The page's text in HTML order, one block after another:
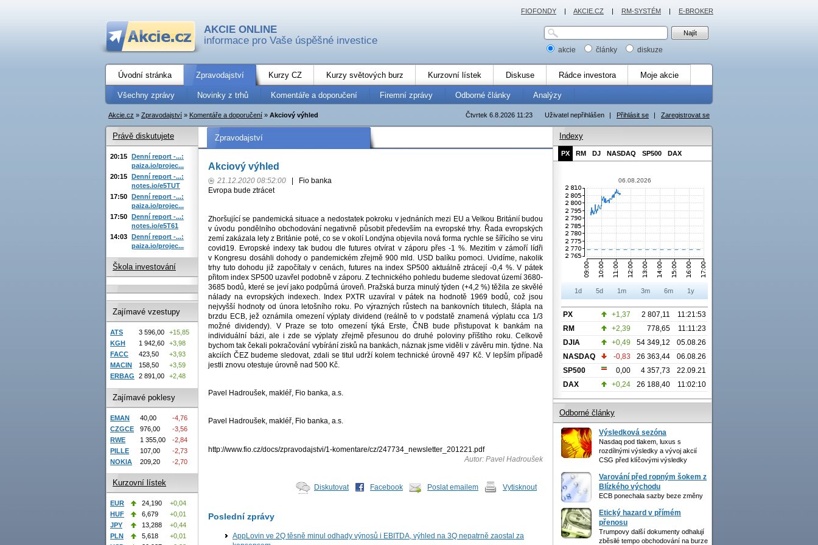
AKCIE ONLINE
informace pro Vaše úspěšné investice
akcie články diskuze
Úvodní stránka Zpravodajství Kurzy CZ Kurzy světových burz Kurzovní lístek Diskuse Rádce investora Moje akcie
Všechny zprávy Novinky z trhů Komentáře a doporučení Firemní zprávy Odborné články Analýzy
Uživatel nepřihlášen | Přihlásit se | Zaregistrovat se
Čtvrtek 6.8.2026 11:23
Akcie.cz » Zpravodajství » Komentáře a doporučení » Akciový výhled
Zpravodajství
Akciový výhled
21.12.2020 08:52:00
Fio banka
Evropa bude ztrácet
Zhoršující se pandemická situace a nedostatek pokroku v jednáních mezi EU a Velkou Británií budou
v úvodu pondělního obchodování negativně působit především na evropské trhy. Řada evropských
zemí zakázala lety z Británie poté, co se v okolí Londýna objevila nová forma rychle se šířícího se viru
covid19. Evropské indexy tak budou dle futures otvírat v záporu přes -1 %. Mezitím v zámoří lídři
v Kongresu dosáhli dohody o pandemickém zřejmě 900 mld. USD balíku pomoci. Uvidíme, nakolik
trhy tuto dohodu již započítaly v cenách, futures na index SP500 aktuálně ztrácejí -0,4 %. V pátek
přitom index SP500 uzavřel podobně v záporu. Z technického pohledu budeme sledovat území 3680-
3685 bodů, které se jeví jako podpůrná úroveň. Pražská burza minulý týden (+4,2 %) těžila ze skvělé
nálady na evropských indexech. Index PXTR uzavíral v pátek na hodnotě 1969 bodů, což jsou
nejvyšší hodnoty od února letošního roku. Po výrazných růstech na bankovních titulech, šlápla na
brzdu ECB, jež oznámila omezení výplaty dividend (reálně to v podstatě znamená výplatu cca 1/3
možné dividendy). V Praze se toto omezení týká Erste, ČNB bude přistupovat k bankám na
individuální bázi, ale i zde se výplaty zřejmě přesunou do druhé poloviny příštího roku. Celkově
bychom tak čekali pokračování vybírání zisků na bankách, náznak jsme viděli v závěru min. týdne. Na
akciích ČEZ budeme sledovat, zdali se titul udrží kolem technické úrovně 497 Kč. V lepším případě
jestli znovu otestuje úrovně nad 500 Kč.
Pavel Hadroušek, makléř, Fio banka, a.s.
Pavel Hadroušek, makléř, Fio banka, a.s.
http://www.fio.cz/docs/zpravodajstvi/1-komentare/cz/247734_newsletter_201221.pdf
Autor: Pavel Hadroušek
Diskutovat Facebook Poslat emailem Vytisknout
Poslední zprávy
AppLovin ve 2Q těsně minul odhady výnosů i EBITDA, výhled na 3Q nepatrně zaostal za
Právě diskutujete
20:15 Denní report -...:
paiza.io/projec...
20:15 Denní report -...:
notes.io/e5TUT
17:50 Denní report -...:
paiza.io/projec...
17:50 Denní report -...:
notes.io/e5T61
14:03 Denní report -...:
paiza.io/projec...
Škola investování
Zajímavé vzestupy
ATS 3 596,00
+15,85
KGH
1 942,60
+3,98
FACC
423,50
+3,93
MACIN
158,50
+3,59
ERBAG
2 891,00 +2,48
Zajímavé poklesy
EMAN 40,00
-4,76
CZGCE
976,00
-3,56
RWE
1 355,00
-2,84
PILLE
107,00
-2,73
NOKIA
209,20 -2,70
Kurzovní lístek
EUR 24,190
+0,04
HUF
6,679
+0,01
JPY
13,288
+0,44
PLN
5,618
+0,01
Indexy
PX RM DJ NASDAQ SP500 DAX
06.08.2026
1d 5d 1m 3m 6m 1y
PX +1,37 2 807,11
11:21:53
RM
+2,39 778,65
11:11:23
DJIA
+0,49 54 349,12
05.08.26
NASDAQ
-0,83 26 363,44
06.08.26
SP500
0,00 4 357,73
22.09.21
DAX
+0,24 26 188,40 11:02:10
Odborné články
Výsledková sezóna
Nasdaq pod tlakem, luxus s
rozdílnými výsledky a vývoj akcií
CSG před klíčovými výsledky
Varování před ropným šokem z
Blízkého východu
ECB ponechala sazby beze změny
Etický hazard v přímém
přenosu
Trumpovy další dokumenty odhalují
zběsilé tempo obchodování na burze
FIOFONDY | AKCIE.CZ | RM-SYSTÉM | E-BROKER